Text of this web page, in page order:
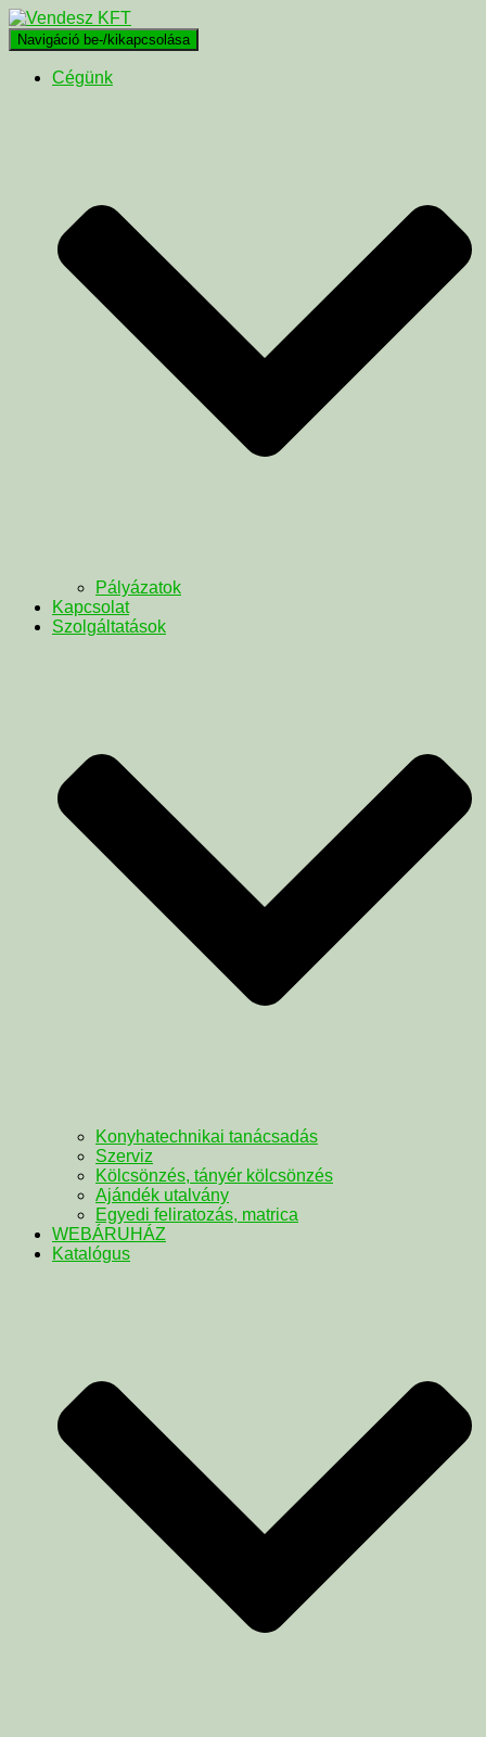
Navigáció be-/kikapcsolása
Cégünk
Pályázatok
Kapcsolat
Szolgáltatások
Konyhatechnikai tanácsadás
Szerviz
Kölcsönzés, tányér kölcsönzés
Ajándék utalvány
Egyedi feliratozás, matrica
WEBÁRUHÁZ
Katalógus